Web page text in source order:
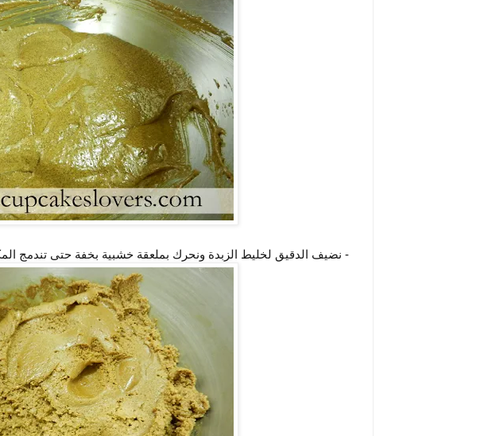
- نضيف الدقيق لخليط الزبدة ونحرك بملعقة خشبية بخفة حتى تندمج